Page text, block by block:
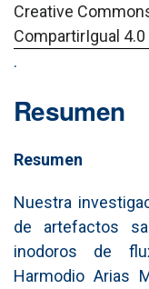
Creative
CompartirIgual 4.0
.
Resumen
Resumen
Nuestra
de artefactos
inodoros de
Harmodio Arias